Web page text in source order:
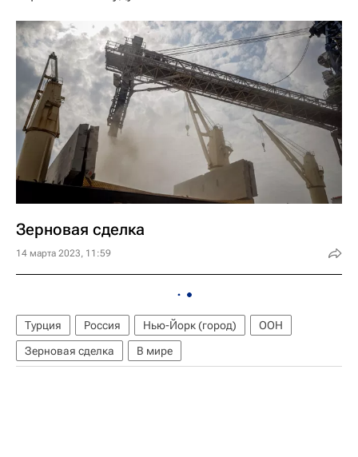
Зерновая сделка
14 марта 2023, 11:59
Турция Россия Нью-Йорк (город)
ООН
Зерновая сделка
В мире